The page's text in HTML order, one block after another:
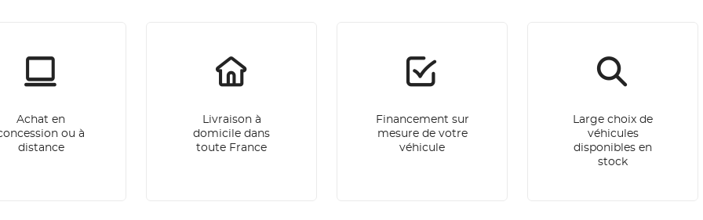
Achat en
ou à
distance
Livraison à
domicile dans
toute France
Financement sur
mesure de votre
véhicule
Large choix de
véhicules
disponibles en
stock